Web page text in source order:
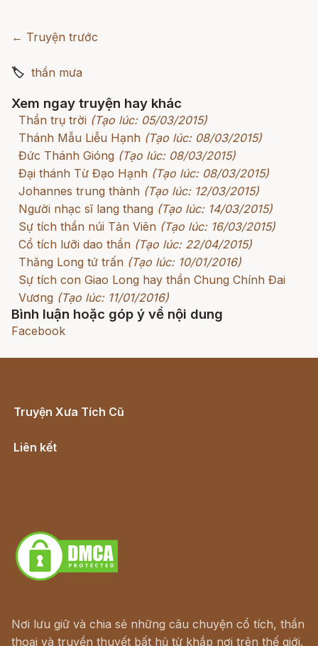
← Truyện trước
🏷 thần mưa
Xem ngay truyện hay khác
Thần trụ trời (Tạo lúc: 05/03/2015)
Thánh Mẫu Liễu Hạnh (Tạo lúc: 08/03/2015)
Đức Thánh Gióng (Tạo lúc: 08/03/2015)
Đại thánh Từ Đạo Hạnh (Tạo lúc: 08/03/2015)
Johannes trung thành (Tạo lúc: 12/03/2015)
Người nhạc sĩ lang thang (Tạo lúc: 14/03/2015)
Sự tích thần núi Tản Viên (Tạo lúc: 16/03/2015)
Cổ tích lưỡi dao thần (Tạo lúc: 22/04/2015)
Thăng Long tứ trấn (Tạo lúc: 10/01/2016)
Sự tích con Giao Long hay thần Chung Chính Đai
Vương (Tạo lúc: 11/01/2016)
Bình luận hoặc góp ý về nội dung
Facebook
Truyện Xưa Tích Cũ
Liên kết
Nơi lưu giữ và chia sẻ những câu chuyện cổ tích, thần
thoại và truyền thuyết bất hủ từ khắp nơi trên thế giới.